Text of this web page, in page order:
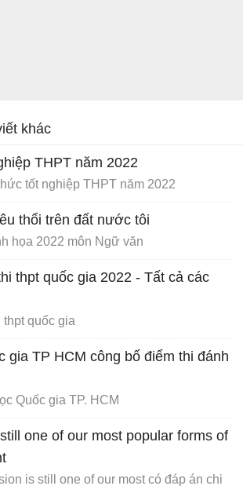
khác
THPT năm 2022
tốt nghiệp THPT năm 2022
thổi trên đất nước tôi
họa 2022 môn Ngữ văn
thpt quốc gia 2022 - Tất cả các
thpt quốc gia
gia TP HCM công bố điểm thi đánh
Quốc gia TP. HCM
one of our most popular forms of
is still one of our most có đáp án chi